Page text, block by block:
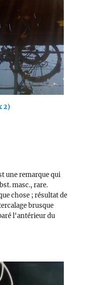
2)
une remarque qui
masc., rare.
chose ; résultat de
brusque
l'antérieur du